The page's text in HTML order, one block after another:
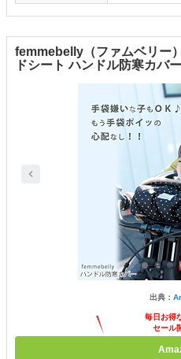
femmebelly（ファムベリー
ドシート ハンドル防寒カバー
出典：
毎日お得
セール